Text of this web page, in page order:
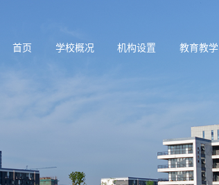
首页 学校概况 机构设置 教育教学